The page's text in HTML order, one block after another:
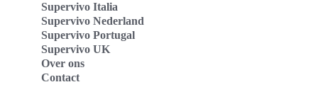
Supervivo Italia
Supervivo Nederland
Supervivo Portugal
Supervivo UK
Over ons
Contact